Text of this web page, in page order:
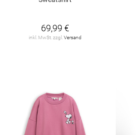
69,99 €
inkl. MwSt. zzgl. Versand